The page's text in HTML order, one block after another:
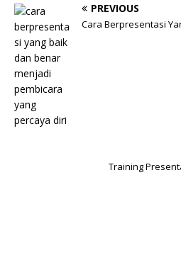
PREVIOUS
Cara Berpresentasi
Training